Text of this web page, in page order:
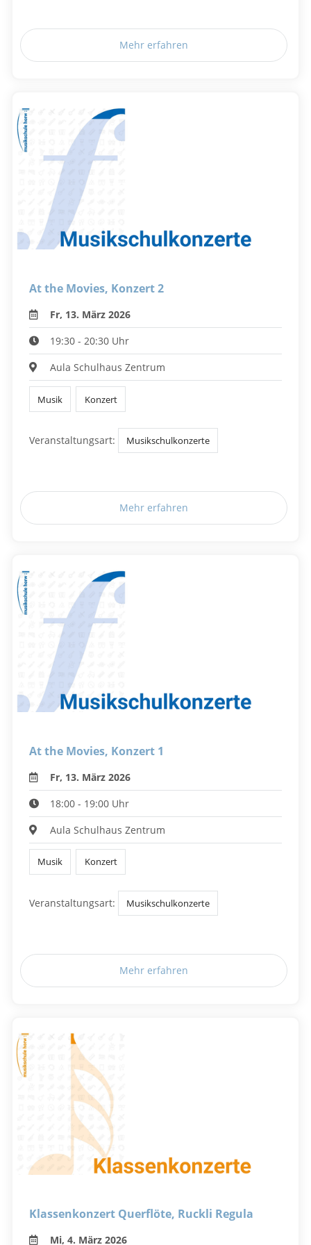
Mehr erfahren
At the Movies, Konzert 2
Fr, 13. März 2026
19:30 - 20:30 Uhr
Aula Schulhaus Zentrum
Musik Konzert
Veranstaltungsart: Musikschulkonzerte
Mehr erfahren
At the Movies, Konzert 1
Fr, 13. März 2026
18:00 - 19:00 Uhr
Aula Schulhaus Zentrum
Musik Konzert
Veranstaltungsart: Musikschulkonzerte
Mehr erfahren
Klassenkonzert Querflöte, Ruckli Regula
Mi, 4. März 2026